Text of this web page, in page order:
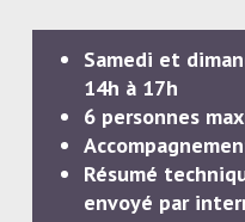
Samedi et
14h à 17h
6 personnes
Résumé
envoyé par